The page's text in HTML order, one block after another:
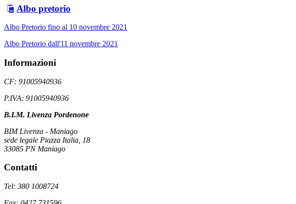
Albo pretorio
Albo Pretorio fino al 10 novembre 2021
Albo Pretorio dall'11 novembre 2021
Informazioni
CF: 91005940936
P.IVA: 91005940936
B.I.M. Livenza Pordenone
BIM Livenza - Maniago
sede legale Piazza Italia, 18
33085 PN Maniago
Contatti
Tel: 380 1008724